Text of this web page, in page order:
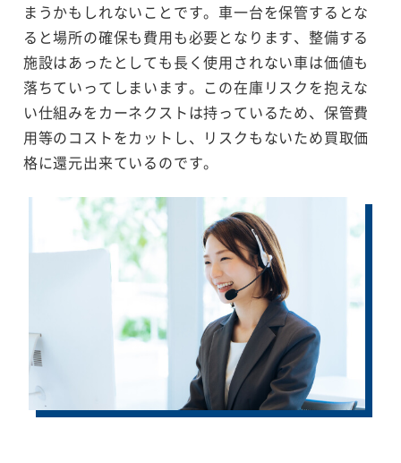
まうかもしれないことです。車一台を保管するとな
ると場所の確保も費用も必要となります、整備する
施設はあったとしても長く使用されない車は価値も
落ちていってしまいます。この在庫リスクを抱えな
い仕組みをカーネクストは持っているため、保管費
用等のコストをカットし、リスクもないため買取価
格に還元出来ているのです。